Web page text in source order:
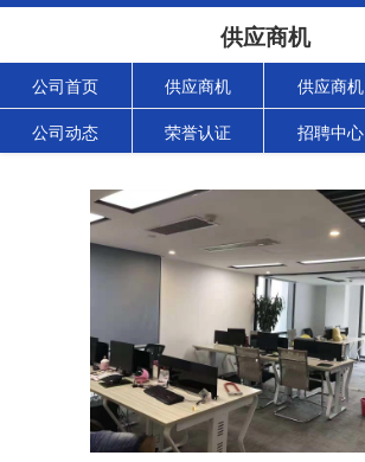
供应商机
公司首页 供应商机 供应商机
公司动态 荣誉认证 招聘中心